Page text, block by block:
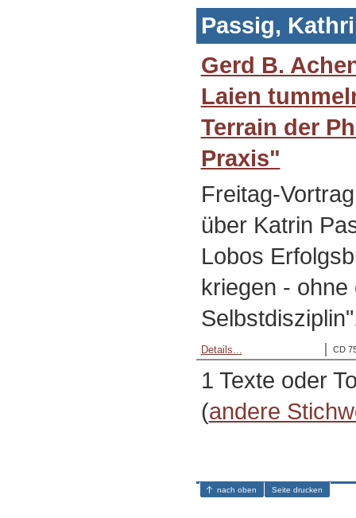
Passig,
Gerd B.
Laien
Terrain der
Praxis"
Freitag-
über Katrin
Lobos
kriegen -
CD
Details...
1 Texte oder
(andere
nach oben Seite drucken